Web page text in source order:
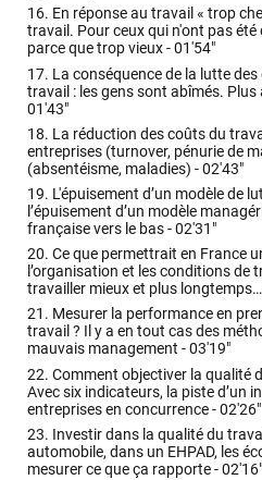
16. En réponse au travail « trop
travail. Pour ceux qui n'ont pas
parce que trop vieux -01'54"
17. La conséquence de la lutte
travail : les gens sont abîmés. Plus
01'43"
18. La réduction des coûts du
entreprises (turnover, pénurie de
(absentéisme, maladies) -02'43"
19. L'épuisement d’un modèle de
l’épuisement d’un modèle
française vers le bas -02'31"
20. Ce que permettrait en France
l’organisation et les conditions de
travailler mieux et plus
21. Mesurer la performance en
travail ? Il y a en tout cas des
mauvais management -03'19"
22. Comment objectiver la qualité
Avec six indicateurs, la piste d’un
entreprises en concurrence -02'26"
23. Investir dans la qualité du
automobile, dans un EHPAD, les
mesurer ce que ça rapporte -02'16"